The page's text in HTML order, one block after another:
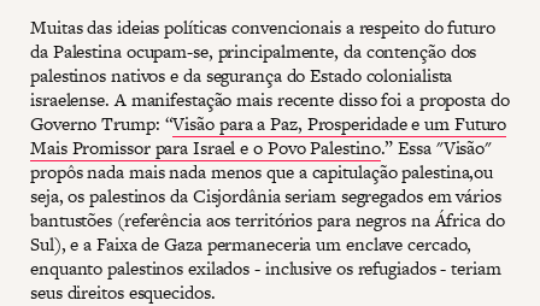
Muitas das ideias políticas convencionais a respeito do futuro
da Palestina ocupam-se, principalmente, da contenção dos
palestinos nativos e da segurança do Estado colonialista
israelense. A manifestação mais recente disso foi a proposta do
Governo Trump: “Visão para a Paz, Prosperidade e um Futuro
Mais Promissor para Israel e o Povo Palestino.” Essa "Visão"
propôs nada mais nada menos que a capitulação palestina,ou
seja, os palestinos da Cisjordânia seriam segregados em vários
bantustões (referência aos territórios para negros na África do
Sul), e a Faixa de Gaza permaneceria um enclave cercado,
enquanto palestinos exilados - inclusive os refugiados - teriam
seus direitos esquecidos.